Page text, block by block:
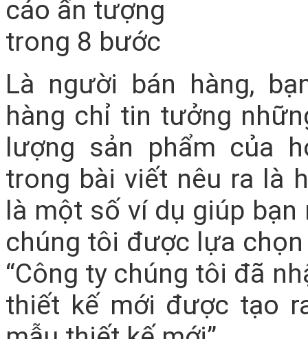
Là người bán hàng,
hàng chỉ tin tưởng
lượng sản phẩm của
trong bài viết nêu ra là
là một số ví dụ giúp bạn
chúng tôi được lựa
“Công ty chúng tôi đã
thiết kế mới được tạo